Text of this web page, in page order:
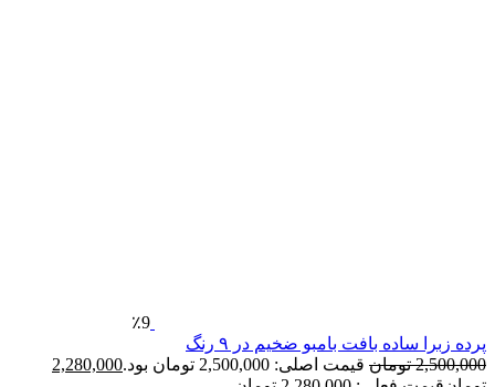
٪9
زبرا ساده بافت بامبو ضخیم در ۹ رنگ
تومان قیمت اصلی: 2,500,000 تومان بود.
2,280,000